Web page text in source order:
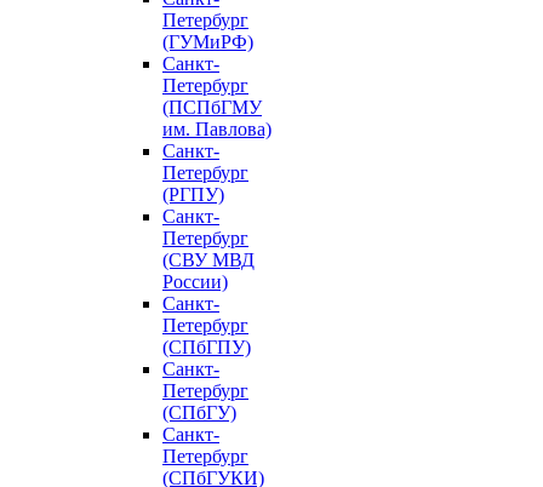
Петербург
(ГУМиРФ)
Санкт-
Петербург
(ПСПбГМУ
им. Павлова)
Санкт-
Петербург
(РГПУ)
Санкт-
Петербург
(СВУ МВД
России)
Санкт-
Петербург
(СПбГПУ)
Санкт-
Петербург
(СПбГУ)
Санкт-
Петербург
(СПбГУКИ)